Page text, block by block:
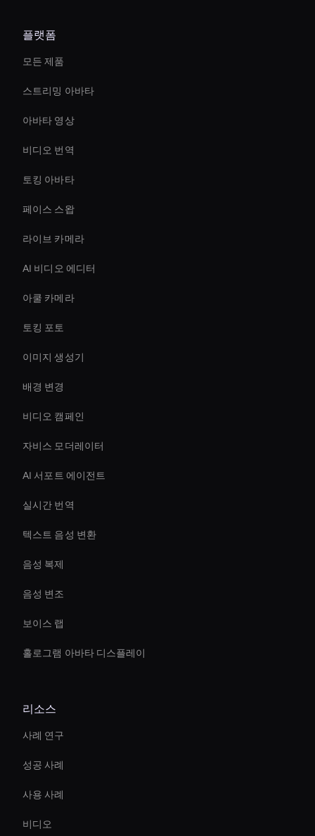
플랫폼
모든 제품
스트리밍 아바타
아바타 영상
비디오 번역
토킹 아바타
페이스 스왑
라이브 카메라
AI 비디오 에디터
아쿨 카메라
토킹 포토
이미지 생성기
배경 변경
비디오 캠페인
자비스 모더레이터
AI 서포트 에이전트
실시간 번역
텍스트 음성 변환
음성 복제
음성 변조
보이스 랩
홀로그램 아바타 디스플레이
리소스
사례 연구
성공 사례
사용 사례
비디오